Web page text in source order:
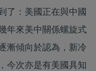
了：美國正在與中國
年來美中關係螺旋式
漸傾向於認為，新冷
今次亦是有美國具知